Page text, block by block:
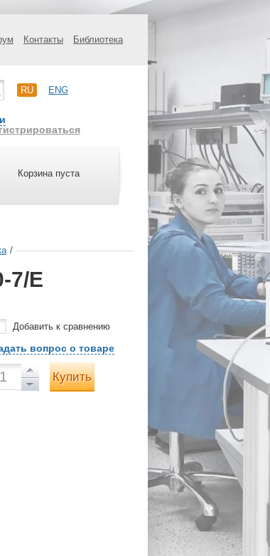
Контакты Библиотека
RU ENG
Корзина пуста
/
7/E
Добавить к сравнению
вопрос о товаре
Купить